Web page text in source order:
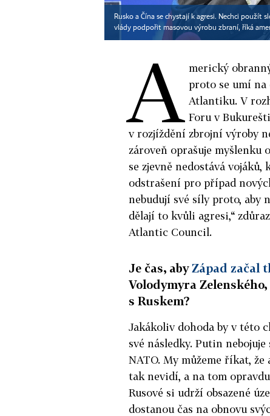
Rusko a Čína se chystají k agresi. Nechci použít
vlády podpořit masovou výrobu zbraní, říká
A merický
proto se umí na
Atlantiku. V
Foru v
v rozjíždění zbrojní výroby
zároveň oprašuje myšlenku
se zjevně nedostává
odstrašení pro případ
nebudují své síly proto, aby
dělají to kvůli agresi,“
Atlantic Council.
Je čas, aby Západ začal
Volodymyra
s Ruskem?
Jakákoliv dohoda by v této
své následky. Putin
NATO. My můžeme říkat, že
tak nevidí, a na tom
Rusové si udrží obsazené
dostanou čas na obnovu